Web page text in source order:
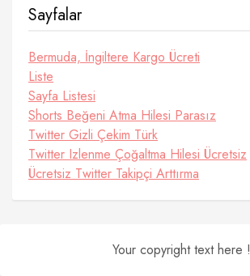
Sayfalar
Bermuda, İngiltere Kargo Ücreti
Liste
Sayfa Listesi
Shorts Beğeni Atma Hilesi Parasız
Twitter Gizli Çekim Türk
Twitter Izlenme Çoğaltma Hilesi Ücretsiz
Ücretsiz Twitter Takipçi Arttırma
Your copyright text here !